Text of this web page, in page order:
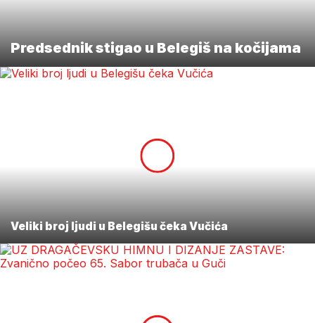
Predsednik stigao u Belegiš na kočijama
Veliki broj ljudi u Belegišu čeka Vučića